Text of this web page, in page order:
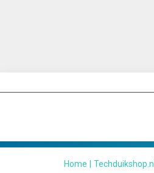
Home Techduikshop.nl